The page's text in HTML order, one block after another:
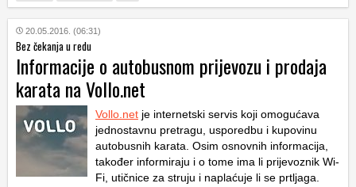
20.05.2016. (06:31)
Bez čekanja u redu
Informacije o autobusnom prijevozu i prodaja
karata na Vollo.net
Vollo.net je internetski servis koji omogućava
jednostavnu pretragu, usporedbu i kupovinu
autobusnih karata. Osim osnovnih informacija,
također informiraju i o tome ima li prijevoznik Wi-
Fi, utičnice za struju i naplaćuje li se prtljaga.